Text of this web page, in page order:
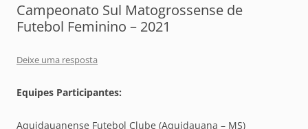
Campeonato Sul Matogrossense de
Futebol Feminino – 2021
Deixe uma resposta
Equipes Participantes:
Aquidauanense Futebol Clube (Aquidauana – MS)